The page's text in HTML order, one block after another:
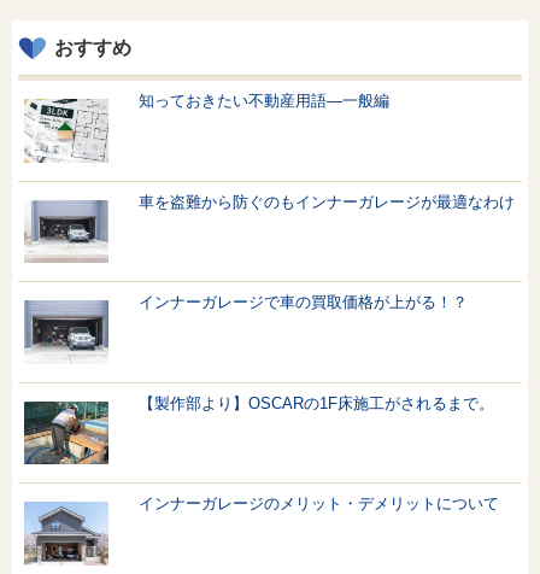
おすすめ
知っておきたい不動産用語—一般編
車を盗難から防ぐのもインナーガレージが最適なわけ
インナーガレージで車の買取価格が上がる！？
【製作部より】OSCARの1F床施工がされるまで。
インナーガレージのメリット・デメリットについて